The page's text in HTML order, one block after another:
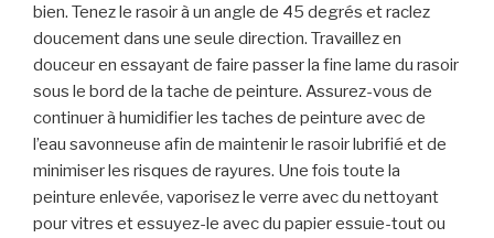
bien. Tenez le rasoir à un angle de 45 degrés et raclez
doucement dans une seule direction. Travaillez en
douceur en essayant de faire passer la fine lame du rasoir
sous le bord de la tache de peinture. Assurez-vous de
continuer à humidifier les taches de peinture avec de
l’eau savonneuse afin de maintenir le rasoir lubrifié et de
minimiser les risques de rayures. Une fois toute la
peinture enlevée, vaporisez le verre avec du nettoyant
pour vitres et essuyez-le avec du papier essuie-tout ou